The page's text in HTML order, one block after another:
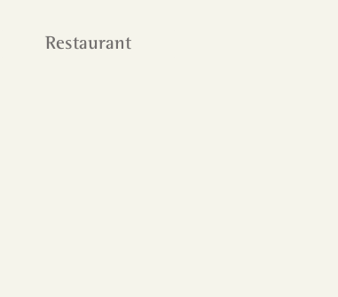
Restaurant